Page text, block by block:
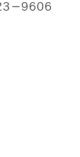
－9606